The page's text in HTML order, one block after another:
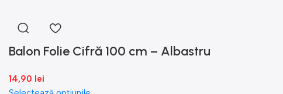
Balon Folie Cifră 100 cm – Albastru
14,90 lei